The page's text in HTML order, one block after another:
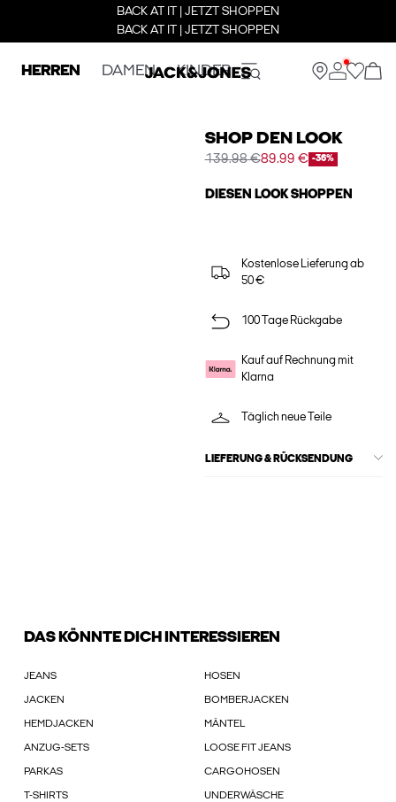
BACK AT IT | JETZT SHOPPEN
BACK AT IT | JETZT SHOPPEN
HERREN DAMEN KINDER
SHOP DEN LOOK
139.98 €89.99 € -36%
DIESEN LOOK SHOPPEN
Kostenlose Lieferung ab
50 €
100 Tage Rückgabe
Kauf auf Rechnung mit
Klarna
Täglich neue Teile
LIEFERUNG & RÜCKSENDUNG
DAS KÖNNTE DICH INTERESSIEREN
JEANS HOSEN
JACKEN BOMBERJACKEN
HEMDJACKEN MÄNTEL
ANZUG-SETS LOOSE FIT JEANS
PARKAS CARGOHOSEN
T-SHIRTS UNDERWÄSCHE